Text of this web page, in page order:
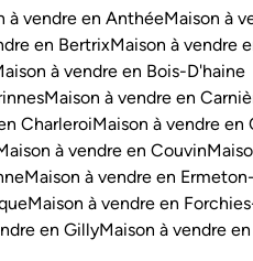
à vendre en AnthéeMaison à
en BertrixMaison à vendre
à vendre en Bois-D'haine
Maison à vendre en
CharleroiMaison à vendre en
à vendre en Couvin
Maison à vendre en
Maison à vendre en
en GillyMaison à vendre